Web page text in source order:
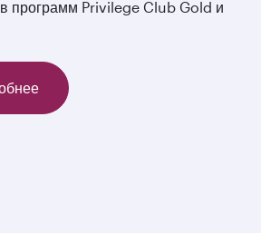
программ Privilege Club Gold и